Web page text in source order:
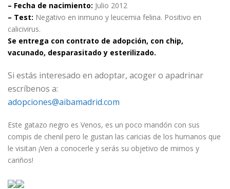
– Fecha de nacimiento: Julio 2012
– Test: Negativo en inmuno y leucemia felina. Positivo en
calicivirus.
Se entrega con contrato de adopción, con chip,
vacunado, desparasitado y esterilizado.
Si estás interesado en adoptar, acoger o apadrinar
escríbenos a:
adopciones@aibamadrid.com
Este gatazo negro es Venos, es un poco mandón con sus
compis de chenil pero le gustan las caricias de los humanos que
le visitan ¡Ven a conocerle y serás su objetivo de mimos y
cariños!